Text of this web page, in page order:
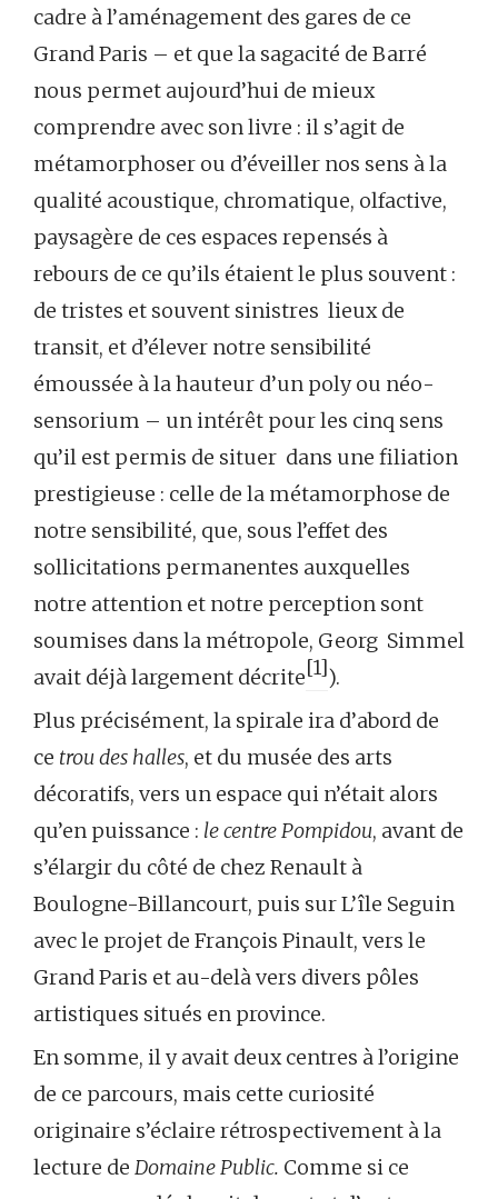
cadre à l’aménagement des gares de ce
Grand Paris – et que la sagacité de Barré
nous permet aujourd’hui de mieux
comprendre avec son livre : il s’agit de
métamorphoser ou d’éveiller nos sens à la
qualité acoustique, chromatique, olfactive,
paysagère de ces espaces repensés à
rebours de ce qu’ils étaient le plus souvent :
de tristes et souvent sinistres lieux de
transit, et d’élever notre sensibilité
émoussée à la hauteur d’un poly ou néo-
sensorium – un intérêt pour les cinq sens
qu’il est permis de situer dans une filiation
prestigieuse : celle de la métamorphose de
notre sensibilité, que, sous l’effet des
sollicitations permanentes auxquelles
notre attention et notre perception sont
soumises dans la métropole, Georg Simmel
avait déjà largement décrite[1]).
Plus précisément, la spirale ira d’abord de
ce trou des halles, et du musée des arts
décoratifs, vers un espace qui n’était alors
qu’en puissance : le centre Pompidou, avant de
s’élargir du côté de chez Renault à
Boulogne-Billancourt, puis sur L’île Seguin
avec le projet de François Pinault, vers le
Grand Paris et au-delà vers divers pôles
artistiques situés en province.
En somme, il y avait deux centres à l’origine
de ce parcours, mais cette curiosité
originaire s’éclaire rétrospectivement à la
lecture de Domaine Public. Comme si ce